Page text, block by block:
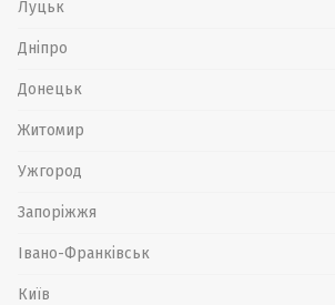
Луцьк
Дніпро
Донецьк
Житомир
Ужгород
Запоріжжя
Івано-Франківськ
Київ